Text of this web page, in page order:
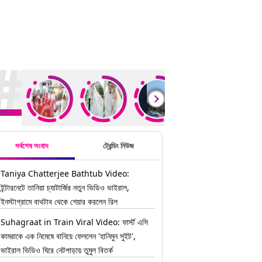
সর্বশেষ সংবাদ ট্রেন্ডিং নিউজ
Taniya Chatterjee Bathtub Video:
ইন্টারনেটে তানিয়া চ্যাটার্জির নতুন ভিডিও ভাইরাল,
ইনস্টাগ্রামে বাথটাব থেকে শেয়ার করলেন রিল
Suhagraat in Train Viral Video: ফার্স্ট এসি
কামরাকে এক নিমেষে বানিয়ে ফেললেন 'হানিমুন সুইট',
ভাইরাল ভিডিও ঘিরে নেটপাড়ায় তুমুল বিতর্ক